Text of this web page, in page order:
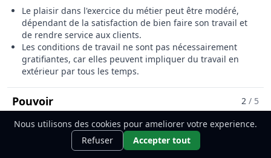
Le plaisir dans l'exercice du métier peut être modéré,
dépendant de la satisfaction de bien faire son travail et
de rendre service aux clients.
Les conditions de travail ne sont pas nécessairement
gratifiantes, car elles peuvent impliquer du travail en
extérieur par tous les temps.
PouvoirPour Le Métier De Ramoneur / 2 / 5
Le pouvoir reflète le désir de contrôle, de domination et de
statut social élevé. Les personnes ayant un score élevé dans
cette dimension cherchent à influencer les autres et à
Ce métier t'intéresse ?Découvre
comment le devenir.
Nous utilisons des cookies pour ameliorer votre experience.
Refuser
Accepter tout